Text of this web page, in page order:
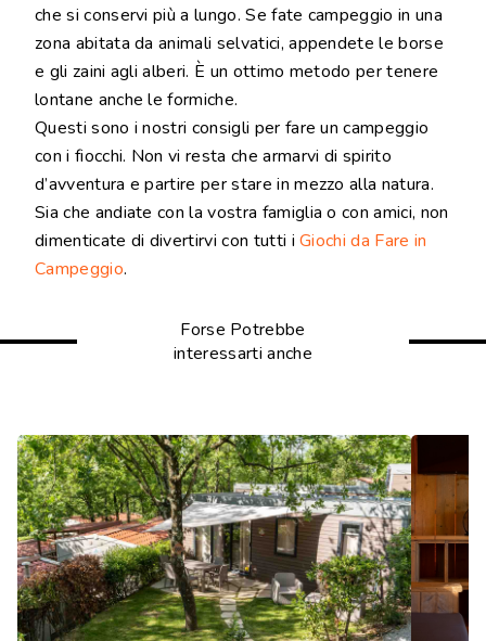
che si conservi più a lungo. Se fate campeggio in una
zona abitata da animali selvatici, appendete le borse
e gli zaini agli alberi. È un ottimo metodo per tenere
lontane anche le formiche.
Questi sono i nostri consigli per fare un campeggio
con i fiocchi. Non vi resta che armarvi di spirito
d’avventura e partire per stare in mezzo alla natura.
Sia che andiate con la vostra famiglia o con amici, non
dimenticate di divertirvi con tutti iGiochi da Fare in
Campeggio.
Forse Potrebbe
interessarti anche